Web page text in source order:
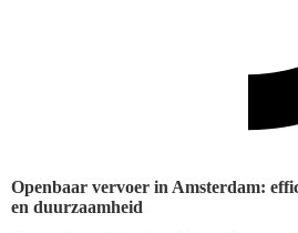
Openbaar vervoer in Amsterdam:
en duurzaamheid